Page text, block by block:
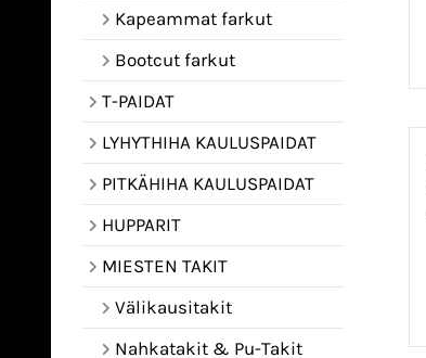
Kapeammat farkut
Bootcut farkut
T-PAIDAT
LYHYTHIHA KAULUSPAIDAT
PITKÄHIHA KAULUSPAIDAT
HUPPARIT
MIESTEN TAKIT
Välikausitakit
Nahkatakit & Pu-Takit